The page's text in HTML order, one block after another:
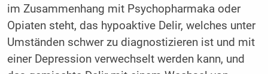
im Zusammenhang mit Psychopharmaka oder
Opiaten steht, das hypoaktive Delir, welches unter
Umständen schwer zu diagnostizieren ist und mit
einer Depression verwechselt werden kann, und